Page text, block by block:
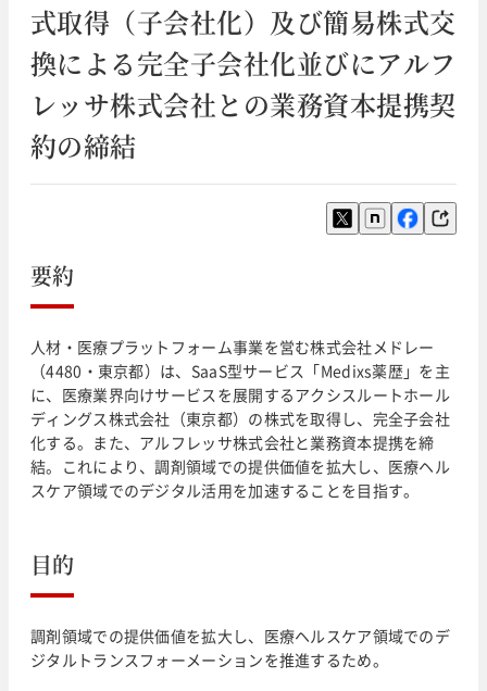
式取得（子会社化）及び簡易株式交
換による完全子会社化並びにアルフ
レッサ株式会社との業務資本提携契
約の締結
要約
人材・医療プラットフォーム事業を営む株式会社メドレー
（4480・東京都）は、SaaS型サービス「Medixs薬歴」を主
に、医療業界向けサービスを展開するアクシスルートホール
ディングス株式会社（東京都）の株式を取得し、完全子会社
化する。また、アルフレッサ株式会社と業務資本提携を締
結。これにより、調剤領域での提供価値を拡大し、医療ヘル
スケア領域でのデジタル活用を加速することを目指す。
目的
調剤領域での提供価値を拡大し、医療ヘルスケア領域でのデ
ジタルトランスフォーメーションを推進するため。